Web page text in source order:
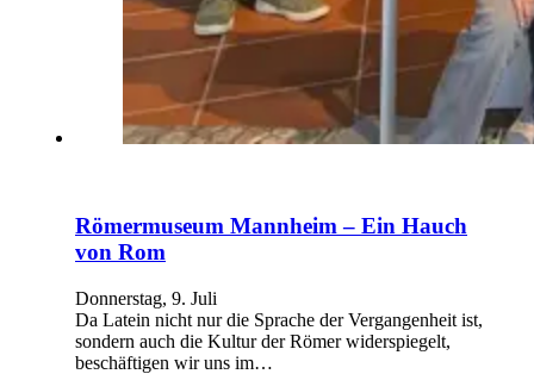
Römermuseum Mannheim – Ein Hauch
von Rom
Donnerstag, 9. Juli
Da Latein nicht nur die Sprache der Vergangenheit ist,
sondern auch die Kultur der Römer widerspiegelt,
beschäftigen wir uns im…